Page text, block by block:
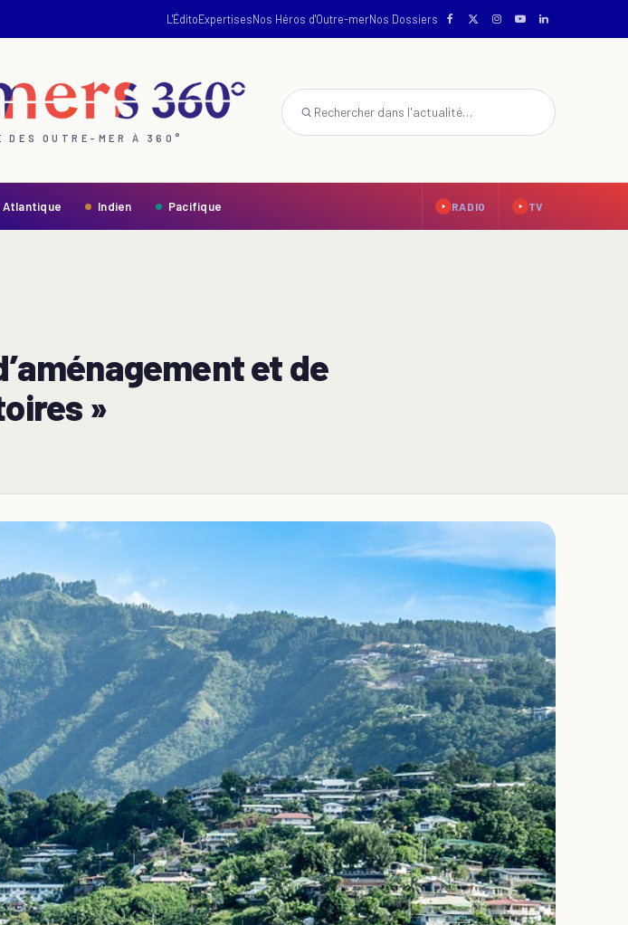
L'ÉditoExpertisesNos Héros d'Outre-merNos Dossiers
DES OUTRE-MER À 360°
Atlantique Indien Pacifique RADIO TV
et de
»